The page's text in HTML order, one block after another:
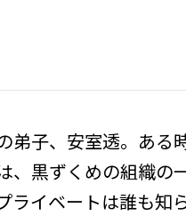
弟子、安室透。ある
、黒ずくめの組織の
ライベートは誰も